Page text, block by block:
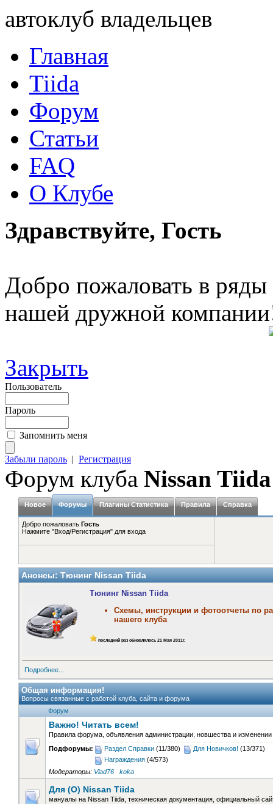
автоклуб владельцев
Главная
Tiida
Форум
Статьи
FAQ
О Клубе
Здравствуйте, Гость
Добро пожаловать в ряды
нашей дружной
Закрыть
Пользователь
Пароль
Запомнить меня
Забыли пароль | Регистрация
Форум клуба Nissan Tiida
Новое Форумы Плагины Статистика Правила Справка
Добро пожаловать Гость
Нажмите "Вход/Регистрация" для входа
Анонсы: Тюнинг Nissan Tiida
Тюнинг Nissan Tiida
Cхемы, инструкции и фотоотчеты по
нашего клуба
последний раз обновлялось 21 Мая 2011г.
Подробнее...
Общая информация!
Вопросы связанные с работой клуба, сайта и форума
Форум
Важно! Читать всем!
Правила форума, объявления администрации, новшества и изменении
Подфорумы:
Раздел Справки (11/380) Для Новичков! (13/371)
Награждения (4/573)
Модераторы: Vlad76 koka
Для (О) Nissan Tiida
мануалы на Nissan Tiida, техническая документация, официальный